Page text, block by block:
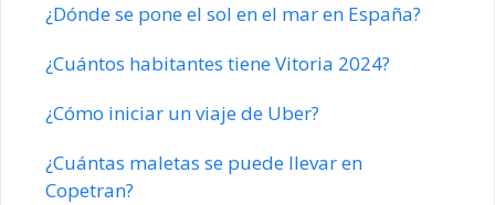
¿Dónde se pone el sol en el mar en España?
¿Cuántos habitantes tiene Vitoria 2024?
¿Cómo iniciar un viaje de Uber?
¿Cuántas maletas se puede llevar en
Copetran?